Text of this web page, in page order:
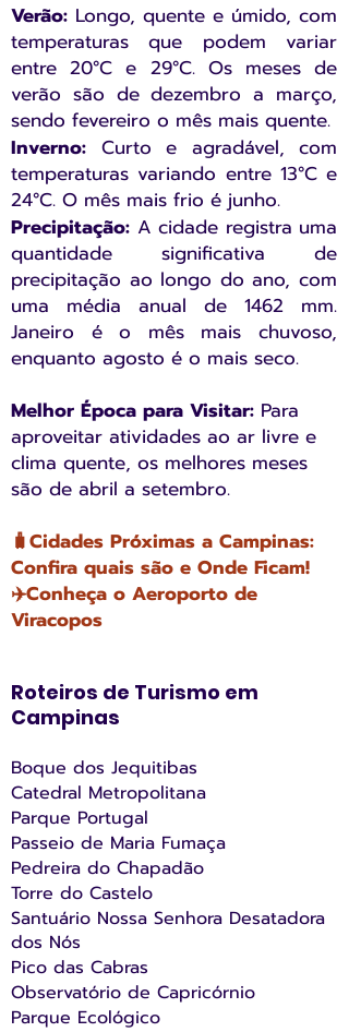
Verão: Longo, quente e úmido, com
temperaturas que podem variar
entre 20°C e 29°C. Os meses de
verão são de dezembro a março,
sendo fevereiro o mês mais quente.
Inverno: Curto e agradável, com
temperaturas variando entre 13°C e
24°C. O mês mais frio é junho.
Precipitação: A cidade registra uma
quantidade significativa de
precipitação ao longo do ano, com
uma média anual de 1462 mm.
Janeiro é o mês mais chuvoso,
enquanto agosto é o mais seco.
Melhor Época para Visitar: Para
aproveitar atividades ao ar livre e
clima quente, os melhores meses
são de abril a setembro.
🧳Cidades Próximas a Campinas:
Confira quais são e Onde Ficam!
✈️Conheça o Aeroporto de
Viracopos
Roteiros de Turismo em
Campinas
Boque dos Jequitibas ​
Catedral Metropolitana
Parque Portugal
Passeio de Maria Fumaça
Pedreira do Chapadão
Torre do Castelo
Santuário Nossa Senhora Desatadora
dos Nós
Pico das Cabras
Observatório de Capricórnio
Parque Ecológico